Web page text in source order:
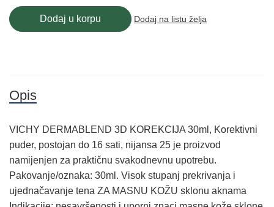
Dodaj u korpu Dodaj na listu želja
Opis
VICHY DERMABLEND 3D KOREKCIJA 30ml, Korektivni
puder, postojan do 16 sati, nijansa 25 je proizvod
namijenjen za praktičnu svakodnevnu upotrebu.
Pakovanje/oznaka: 30ml. Visok stupanj prekrivanja i
ujednačavanje tena ZA MASNU KOŽU sklonu aknama